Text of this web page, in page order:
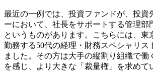
最近の一例では、投資ファンドが、投資
ーにおいて、社長をサポートする管理部
というものがあります。こちらには、東
勤務する50代の経理・財務スペシャリス
ました。その方は大手の縦割り組織で働
を感じ、より大きな「裁量権」を求めて